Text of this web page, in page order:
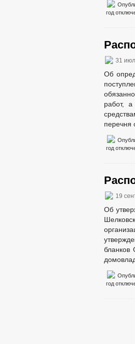
год
31
Об
работ,
перечня
год
19
Об
бланков
год